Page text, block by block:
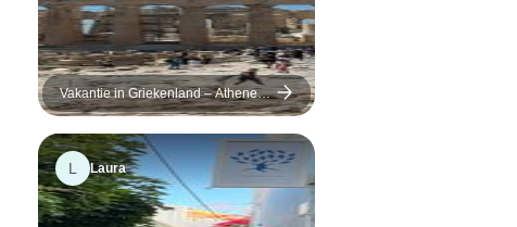
een beetje
stad, maar we
de acropolis
een geweldige
ik zou het zo
doen.
Vakantie in Griekenland – Athene,
Paros, Naxos & Santorini – 9 dagen
L Laura